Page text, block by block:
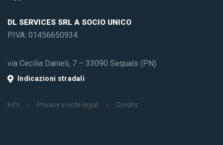
DL SERVICES SRL A SOCIO UNICO
P.IVA: 01456650934
via Cecilia Danieli, 7 – 33090 Sequals (PN)
Indicazioni stradali
Info Privacy e note legali Credits